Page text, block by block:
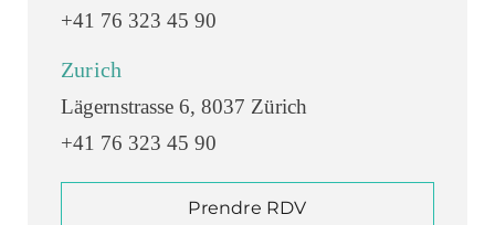
+41 76 323 45 90
Zurich
Lägernstrasse 6, 8037 Zürich
+41 76 323 45 90
Prendre RDV